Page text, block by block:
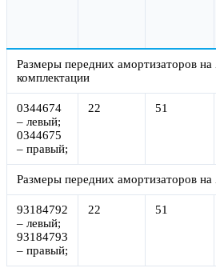
Размеры передних амортизаторов
комплектации
0344674
– левый;
0344675
– правый;
22 51
Размеры передних амортизаторов
93184792
– левый;
93184793
– правый;
22 51